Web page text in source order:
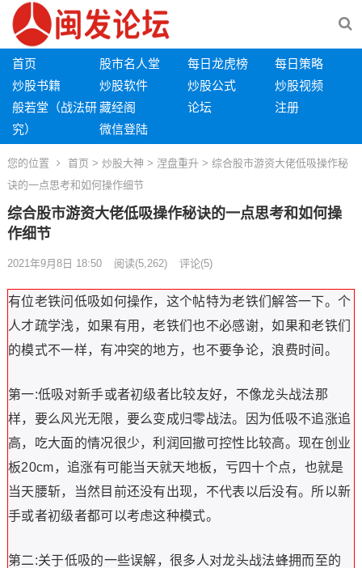
首页 股市名人堂 每日龙虎榜
每日策略
炒股书籍
炒股软件 炒股公式
炒股视频
般若堂（战法研
究）
藏经阁 论坛
注册
微信登陆
您的位置 首页 > 炒股大神 > 涅盘重升 > 综合股市游资大佬低吸操作秘
诀的一点思考和如何操作细节
综合股市游资大佬低吸操作秘诀的一点思考和如何操
作细节
2021年9月8日 18:50 阅读(5,262) 评论(5)
有位老铁问低吸如何操作，这个帖特为老铁们解答一下。个
人才疏学浅，如果有用，老铁们也不必感谢，如果和老铁们
的模式不一样，有冲突的地方，也不要争论，浪费时间。
第一:低吸对新手或者初级者比较友好，不像龙头战法那
样，要么风光无限，要么变成归零战法。因为低吸不追涨追
高，吃大面的情况很少，利润回撤可控性比较高。现在创业
板20cm，追涨有可能当天就天地板，亏四十个点，也就是
当天腰斩，当然目前还没有出现，不代表以后没有。所以新
手或者初级者都可以考虑这种模式。
第二:关于低吸的一些误解，很多人对龙头战法蜂拥而至的